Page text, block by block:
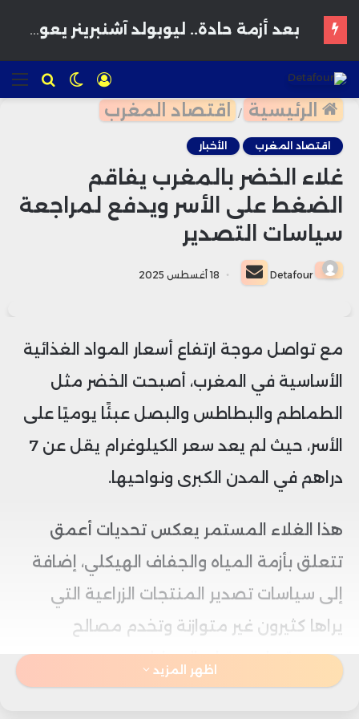
للبحث الوضع
المظلم
تسجيل
الدخول
الرئيسية / اقتصاد المغرب
اقتصاد المغرب الأخبار
غلاء الخضر بالمغرب يفاقم
الضغط على الأسر ويدفع لمراجعة
سياسات التصدير
Detafour
أرسل
بريدا
18 أغسطس 2025
مع تواصل موجة ارتفاع أسعار المواد الغذائية
الأساسية في المغرب، أصبحت الخضر مثل
الطماطم والبطاطس والبصل عبئًا يوميًا على
الأسر، حيث لم يعد سعر الكيلوغرام يقل عن 7
دراهم في المدن الكبرى ونواحيها.
هذا الغلاء المستمر يعكس تحديات أعمق
تتعلق بأزمة المياه والجفاف الهيكلي، إضافة
إلى سياسات تصدير المنتجات الزراعية التي
يراها كثيرون غير متوازنة وتخدم مصالح
محدودة على حساب المواطن.
اظهر المزيد